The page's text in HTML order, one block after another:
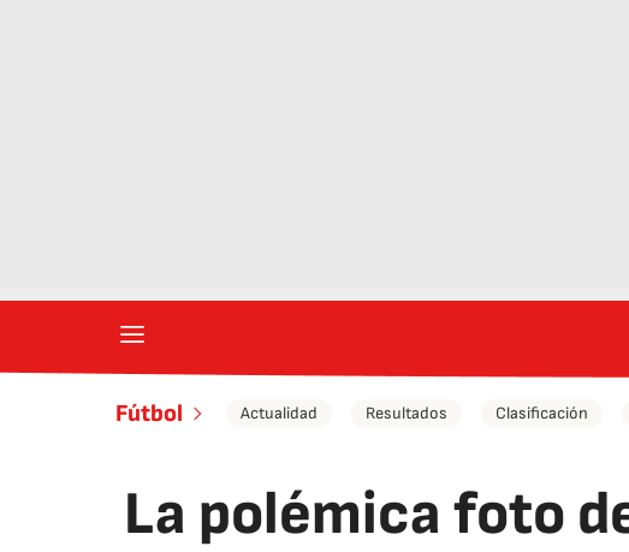
Fútbol Actualidad Resultados Clasificación
La polémica foto